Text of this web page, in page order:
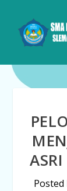
Posted